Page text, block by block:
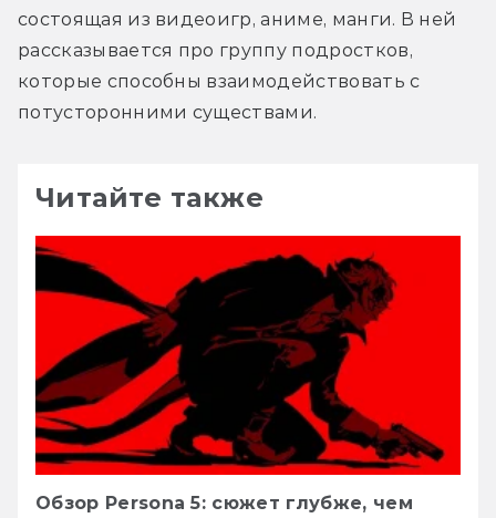
состоящая из видеоигр, аниме, манги. В ней
рассказывается про группу подростков,
которые способны взаимодействовать с
потусторонними существами.
Читайте также
Обзор Persona 5: сюжет глубже, чем